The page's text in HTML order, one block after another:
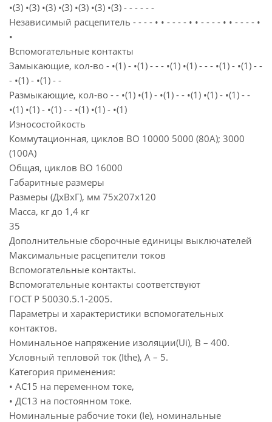
•(3) •(3) •(3) •(3) •(3) •(3) •(3) - - - - - -
Независимый расцепитель - - - - • • - - - - • • - - - - • • - - - - •
•
Вспомогательные контакты
Замыкающие, кол-во - •(1) - •(1) - - - •(1) •(1) - - - •(1) - •(1) - -
- •(1) - •(1) - -
Размыкающие, кол-во - - •(1) •(1) - •(1) - - •(1) •(1) - •(1) - -
•(1) •(1) - •(1) - - •(1) •(1) - •(1)
Износостойкость
Коммутационная, циклов ВО 10000 5000 (80А); 3000
(100А)
Общая, циклов ВО 16000
Габаритные размеры
Размеры (ДхВхГ), мм 75x207x120
Масса, кг до 1,4 кг
35
Дополнительные сборочные единицы выключателей
Максимальные расцепители токов
Вспомогательные контакты.
Вспомогательные контакты соответствуют
ГОСТ Р 50030.5.1-2005.
Параметры и характеристики вспомогательных
контактов.
Номинальное напряжение изоляции(Ui), В – 400.
Условный тепловой ток (Ithe), А – 5.
Категория применения:
• АС15 на переменном токе,
• ДС13 на постоянном токе.
Номинальные рабочие токи (Ie), номинальные